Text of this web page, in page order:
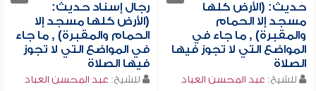
حديث: (الأرض كلها
مسجد إلا الحمام
والمقبرة) , ما جاء في
المواضع التي لا تجوز فيها
الصلاة
للشيخ: عبد المحسن العباد
رجال إسناد حديث:
(الأرض كلها مسجد إلا
الحمام والمقبرة) , ما جاء
في المواضع التي لا تجوز
فيها الصلاة
للشيخ: عبد المحسن العباد